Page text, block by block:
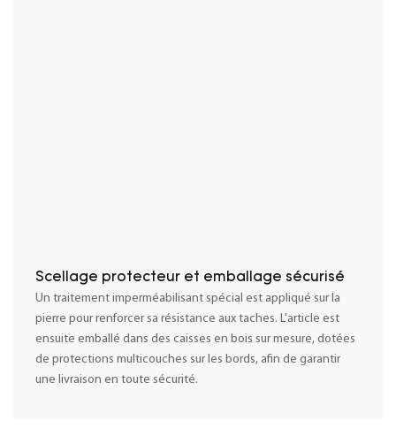
Scellage protecteur et emballage sécurisé
Un traitement imperméabilisant spécial est appliqué sur la
pierre pour renforcer sa résistance aux taches. L'article est
ensuite emballé dans des caisses en bois sur mesure, dotées
de protections multicouches sur les bords, afin de garantir
une livraison en toute sécurité.